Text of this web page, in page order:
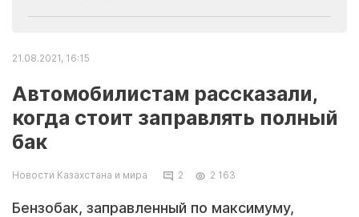
21.08.2021, 16:15
Автомобилистам рассказали,
когда стоит заправлять полный
бак
Новости Казахстана и мира 2 2 163
Бензобак, заправленный по максимуму,